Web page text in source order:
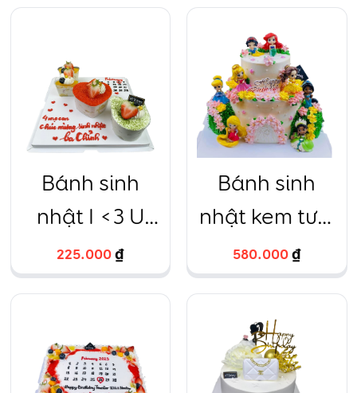
Bánh sinh
nhật I <3 U
mix vị
225.000₫
Bánh sinh
nhật kem tươi
2 tầng 7 nàng
công chúa
cao 8cm
580.000₫